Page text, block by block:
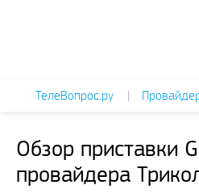
ТелеВопрос.ру |
Обзор приставки
провайдера